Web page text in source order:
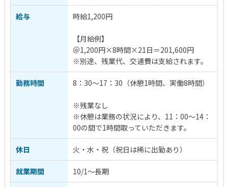
給与 時給1,200円
【月給例】
＠1,200円×8時間×21日＝201,600円
※別途、残業代、交通費は支給されます。
勤務時間 8：30～17：30（休憩1時間、実働8時間）
※残業なし
※休憩は業務の状況により、11：00～14：
00の間で1時間取っていただきます。
休日 火・水・祝（祝日は稀に出勤あり）
就業期間 10/1～長期